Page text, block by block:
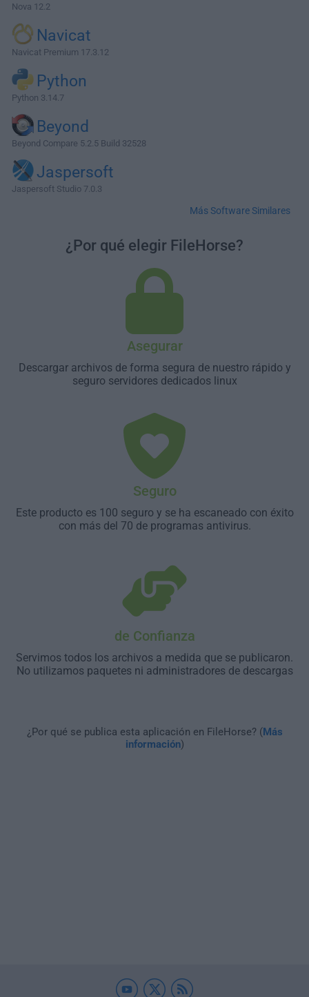
Nova 12.2
Navicat
Navicat Premium 17.3.12
Python
Python 3.14.7
Beyond
Beyond Compare 5.2.5 Build 32528
Jaspersoft
Jaspersoft Studio 7.0.3
Más Software Similares
¿Por qué elegir FileHorse?
Asegurar
Descargar archivos de forma segura de nuestro rápido y
seguro servidores dedicados linux
Seguro
Este producto es 100 seguro y se ha escaneado con éxito
con más del 70 de programas antivirus.
de Confianza
Servimos todos los archivos a medida que se publicaron.
No utilizamos paquetes ni administradores de descargas
¿Por qué se publica esta aplicación en FileHorse? (Más
información)